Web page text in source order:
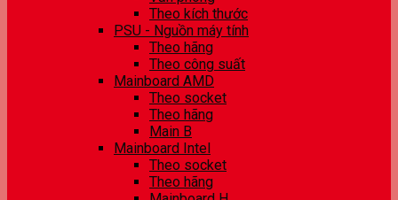
Theo kích thước
PSU - Nguồn máy tính
Theo hãng
Theo công suất
Mainboard AMD
Theo socket
Theo hãng
Main B
Mainboard Intel
Theo socket
Theo hãng